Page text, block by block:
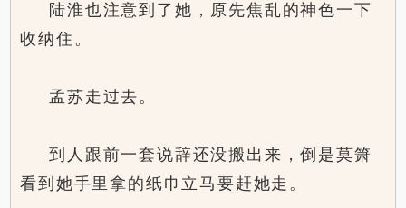
陆淮也注意到了她，原先焦乱的神色一下
收纳住。
孟苏走过去。
到人跟前一套说辞还没搬出来，倒是莫箫
看到她手里拿的纸巾立马要赶她走。